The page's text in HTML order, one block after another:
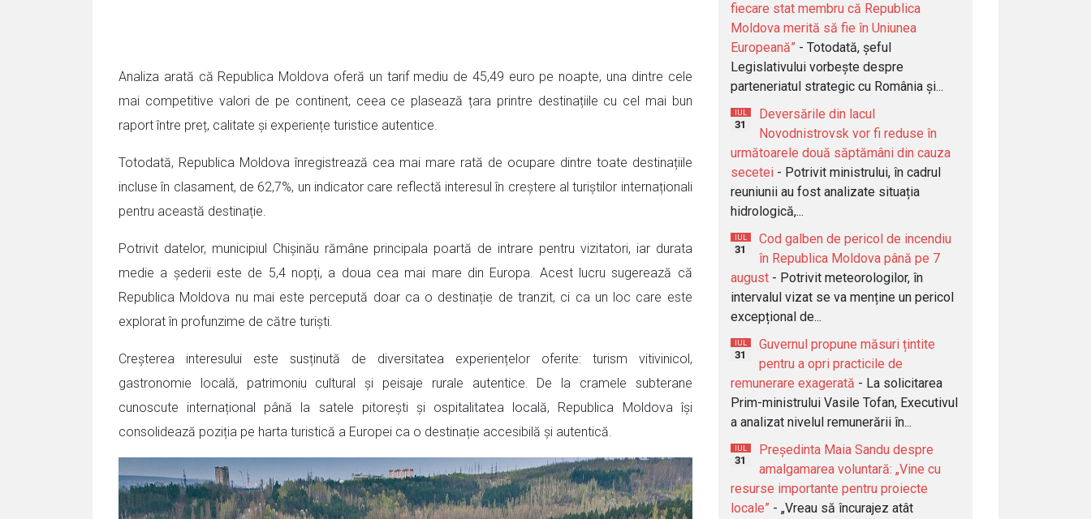
Analiza arată că Republica Moldova oferă un tarif mediu de 45,49 euro pe noapte, una dintre cele
mai competitive valori de pe continent, ceea ce plasează țara printre destinațiile cu cel mai bun
raport între preț, calitate și experiențe turistice autentice.
Totodată, Republica Moldova înregistrează cea mai mare rată de ocupare dintre toate destinațiile
incluse în clasament, de 62,7%, un indicator care reflectă interesul în creștere al turiștilor internaționali
pentru această destinație.
Potrivit datelor, municipiul Chișinău rămâne principala poartă de intrare pentru vizitatori, iar durata
medie a șederii este de 5,4 nopți, a doua cea mai mare din Europa. Acest lucru sugerează că
Republica Moldova nu mai este percepută doar ca o destinație de tranzit, ci ca un loc care este
explorat în profunzime de către turiști.
Creșterea interesului este susținută de diversitatea experiențelor oferite: turism vitivinicol,
gastronomie locală, patrimoniu cultural și peisaje rurale autentice. De la cramele subterane
cunoscute internațional până la satele pitorești și ospitalitatea locală, Republica Moldova își
consolidează poziția pe harta turistică a Europei ca o destinație accesibilă și autentică.
fiecare stat membru că Republica
Moldova merită să fie în Uniunea
Europeană” - Totodată, șeful
Legislativului vorbește despre
parteneriatul strategic cu România și...
IUL
31
Deversările din lacul
Novodnistrovsk vor fi reduse în
următoarele două săptămâni din cauza
secetei - Potrivit ministrului, în cadrul
reuniunii au fost analizate situația
hidrologică,...
IUL
31
Cod galben de pericol de incendiu
în Republica Moldova până pe 7
august - Potrivit meteorologilor, în
intervalul vizat se va menține un pericol
excepțional de...
IUL
31
Guvernul propune măsuri țintite
pentru a opri practicile de
remunerare exagerată - La solicitarea
Prim-ministrului Vasile Tofan, Executivul
a analizat nivelul remunerării în...
IUL
31
Președinta Maia Sandu despre
amalgamarea voluntară: „Vine cu
resurse importante pentru proiecte
locale” - „Vreau să încurajez atât